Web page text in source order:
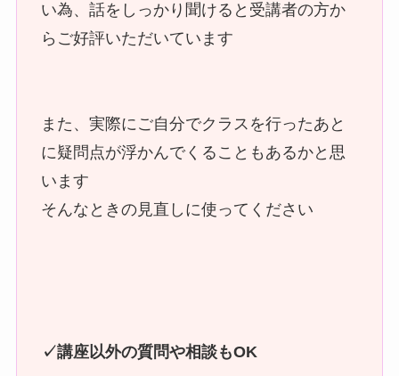
い為、話をしっかり聞けると受講者の方か
らご好評いただいています
また、実際にご自分でクラスを行ったあと
に疑問点が浮かんでくることもあるかと思
います
そんなときの見直しに使ってください
✓講座以外の質問や相談もOK